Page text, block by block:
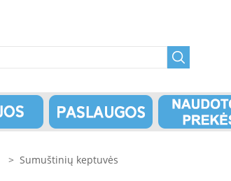
> Sumuštinių keptuvės